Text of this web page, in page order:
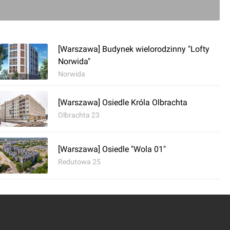
zdziwili potem co otrzymali.
komentarz
[Warszawa] Budynek wielorodzinny "Lofty
Norwida"
Norwida
[Warszawa] Osiedle Króla Olbrachta
Olbrachta 23
[Warszawa] Osiedle "Wola 01"
Redutowa 25